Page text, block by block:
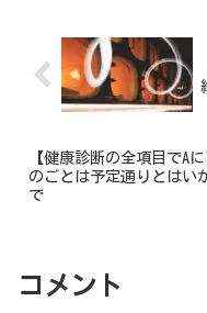
【健康診断の全項目でA
のごとは予定通りとはい
で
コメント